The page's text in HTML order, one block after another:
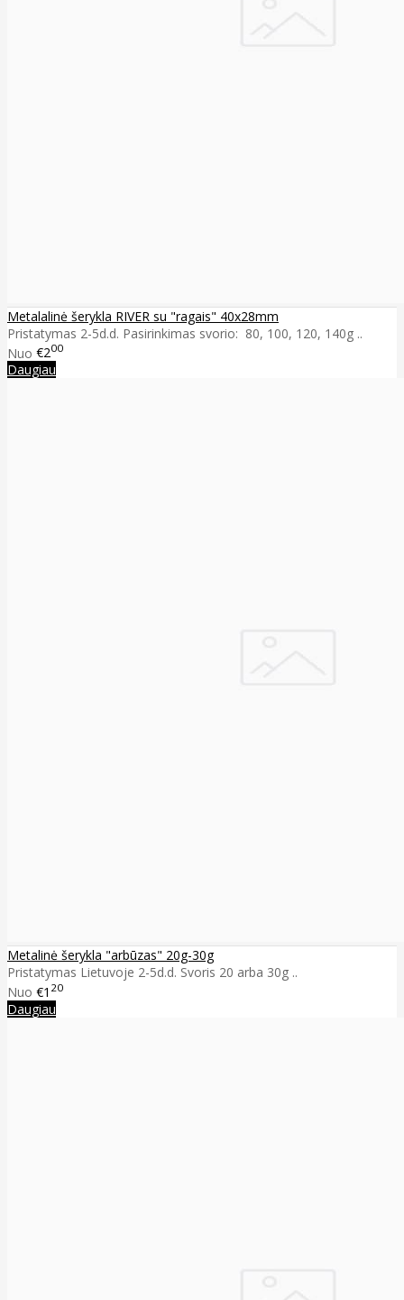
Metalalinė šerykla RIVER su "ragais" 40x28mm
Pristatymas 2-5d.d. Pasirinkimas svorio: 80, 100, 120, 140g ..
Nuo €200
Daugiau
Metalinė šerykla "arbūzas" 20g-30g
Pristatymas Lietuvoje 2-5d.d. Svoris 20 arba 30g ..
Nuo €1 20
Daugiau